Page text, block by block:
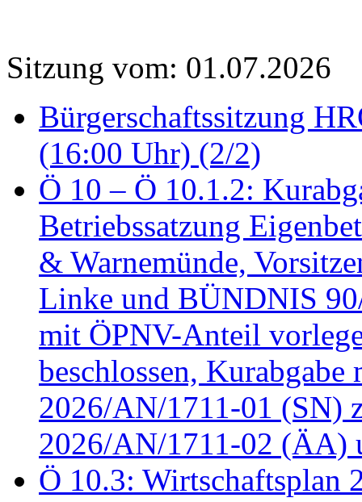
Sitzung vom: 01.07.2026
Bürgerschaftssitzung
(16:00 Uhr) (2/2)
Ö 10 – Ö 10.1.2:
Betriebssatzung
& Warnemünde,
Linke und BÜNDNIS
mit ÖPNV-Anteil
beschlossen,
2026/AN/1711-01 (SN)
2026/AN/1711-02 (ÄA)
Ö 10.3: Wirtschaftsplan